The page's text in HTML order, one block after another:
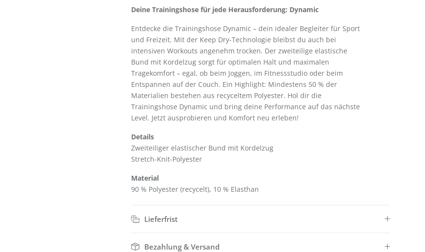
Deine Trainingshose für jede Herausforderung: Dynamic
Entdecke die Trainingshose Dynamic – dein idealer Begleiter für Sport
und Freizeit. Mit der Keep Dry-Technologie bleibst du auch bei
intensiven Workouts angenehm trocken. Der zweiteilige elastische
Bund mit Kordelzug sorgt für optimalen Halt und maximalen
Tragekomfort – egal, ob beim Joggen, im Fitnessstudio oder beim
Entspannen auf der Couch. Ein Highlight: Mindestens 50 % der
Materialien bestehen aus recyceltem Polyester. Hol dir die
Trainingshose Dynamic und bring deine Performance auf das nächste
Level. Jetzt ausprobieren und Komfort neu erleben!
Details
Zweiteiliger elastischer Bund mit Kordelzug
Stretch-Knit-Polyester
Material
90 % Polyester (recycelt), 10 % Elasthan
Lieferfrist
Bezahlung & Versand